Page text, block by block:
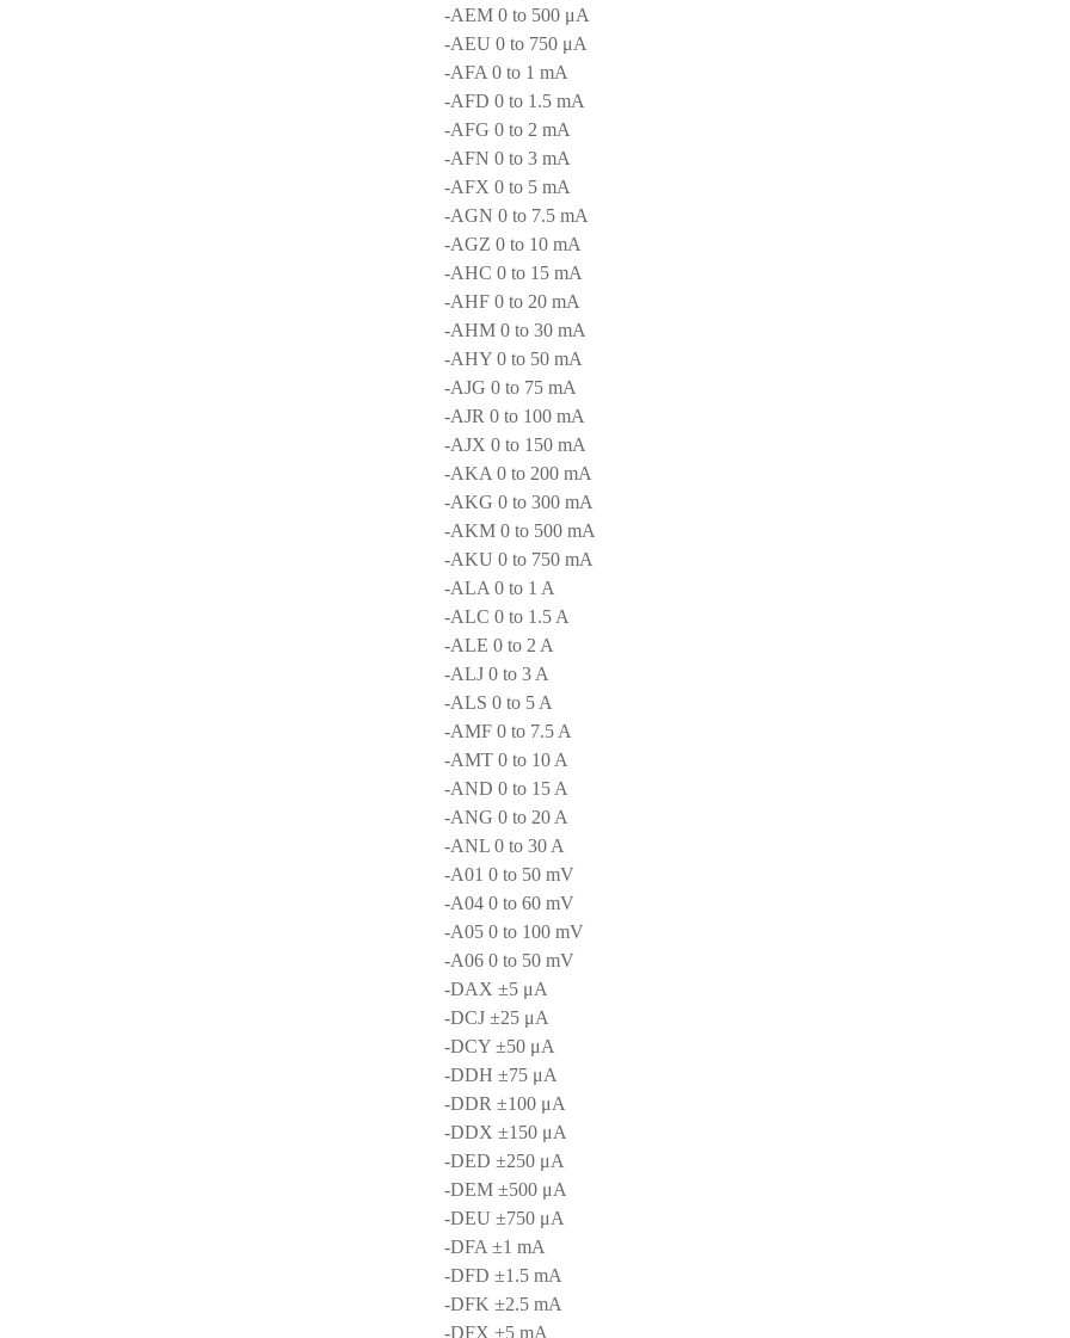
-AEM 0 to 500 μA
-AEU 0 to 750 μA
-AFA 0 to 1 mA
-AFD 0 to 1.5 mA
-AFG 0 to 2 mA
-AFN 0 to 3 mA
-AFX 0 to 5 mA
-AGN 0 to 7.5 mA
-AGZ 0 to 10 mA
-AHC 0 to 15 mA
-AHF 0 to 20 mA
-AHM 0 to 30 mA
-AHY 0 to 50 mA
-AJG 0 to 75 mA
-AJR 0 to 100 mA
-AJX 0 to 150 mA
-AKA 0 to 200 mA
-AKG 0 to 300 mA
-AKM 0 to 500 mA
-AKU 0 to 750 mA
-ALA 0 to 1 A
-ALC 0 to 1.5 A
-ALE 0 to 2 A
-ALJ 0 to 3 A
-ALS 0 to 5 A
-AMF 0 to 7.5 A
-AMT 0 to 10 A
-AND 0 to 15 A
-ANG 0 to 20 A
-ANL 0 to 30 A
-A01 0 to 50 mV
-A04 0 to 60 mV
-A05 0 to 100 mV
-A06 0 to 50 mV
-DAX ±5 μA
-DCJ ±25 μA
-DCY ±50 μA
-DDH ±75 μA
-DDR ±100 μA
-DDX ±150 μA
-DED ±250 μA
-DEM ±500 μA
-DEU ±750 μA
-DFA ±1 mA
-DFD ±1.5 mA
-DFK ±2.5 mA
-DFX ±5 mA